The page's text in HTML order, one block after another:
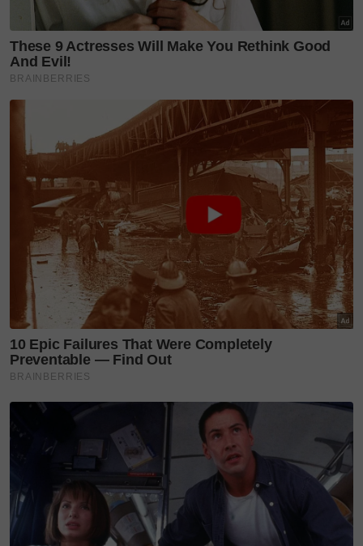
Dalam pada itu, diminta untuk berkongsikan tip
kebahagiaan dalam perkahwinan, Adriana yang
merupakan anak kepada pengacara dan penyampai
berita RTM, Datin Zamzarina Zambri mendedahkan
tiada sebarang petua dalam melayari bahtera rumah
"Dah empat tahun kahwin, tak ada tip bahagia. Just
go with the flow.
"Saya bersyukur kerana suami juga menyokong
impian untuk melebarkan sayap ke Indonesia,"
ujarnya.
Baca juga:Adriana Adnan teruja tunggu filem
pertama masuk pawagam
Jelasnya lagi, jarang meletakkan gambar suami di
media sosial bukanlah termasuk dalam tip
memastikan keharmonian rumah tangga terjaga.
Cuma beliau lebih selesa berkongsikan mengenai
kerjaya seni berbanding cerita peribadi.
"Saya ada memaparkan gambar suami di stories
Instagram, mungkin di reels tak ada. Kami selalu
lakukan aktiviti bersama dan masing-masing akan